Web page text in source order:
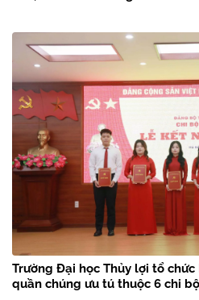
Trường Đại học Thủy lợi tổ
quần chúng ưu tú thuộc 6 chi bộ